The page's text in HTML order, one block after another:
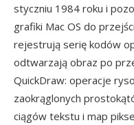
styczniu 1984 roku i
grafiki Mac OS do
rejestrują serię kodów
odtwarzają obraz po
QuickDraw: operacje
zaokrąglonych
ciągów tekstu i map